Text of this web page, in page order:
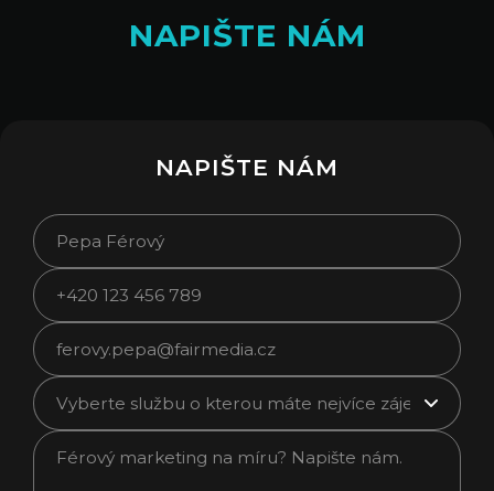
NAPIŠTE NÁM
NAPIŠTE NÁM